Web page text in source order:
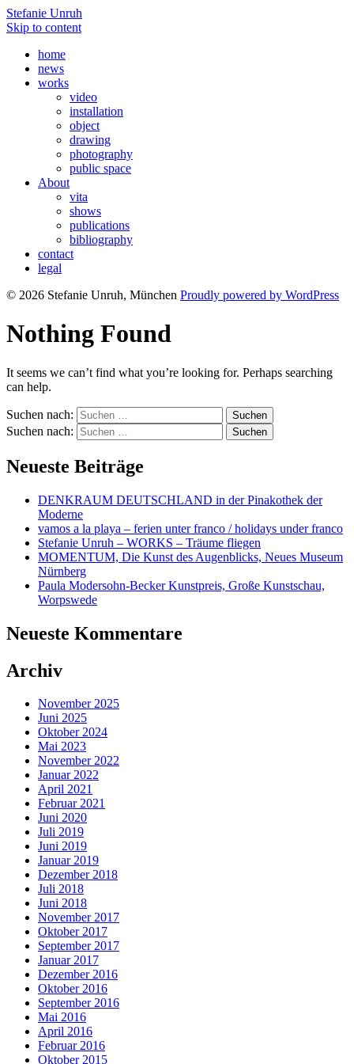
Stefanie Unruh
Skip to content
home
news
works
video
installation
object
drawing
photography
public space
About
vita
shows
publications
bibliography
contact
legal
© 2026 Stefanie Unruh, München Proudly powered by WordPress
Nothing Found
It seems we can’t find what you’re looking for. Perhaps searching
can help.
Suchen nach:
Suchen nach:
Neueste Beiträge
DENKRAUM DEUTSCHLAND in der Pinakothek der
Moderne
vamos a la playa – ferien unter franco / holidays under franco
Stefanie Unruh – WORKS – Träume fliegen
MOMENTUM, Die Kunst des Augenblicks, Neues Museum
Nürnberg
Paula Modersohn-Becker Kunstpreis, Große Kunstschau,
Worpswede
Neueste Kommentare
Archiv
November 2025
Juni 2025
Oktober 2024
Mai 2023
November 2022
Januar 2022
April 2021
Februar 2021
Juni 2020
Juli 2019
Juni 2019
Januar 2019
Dezember 2018
Juli 2018
Juni 2018
November 2017
Oktober 2017
September 2017
Januar 2017
Dezember 2016
Oktober 2016
September 2016
Mai 2016
April 2016
Februar 2016
Oktober 2015